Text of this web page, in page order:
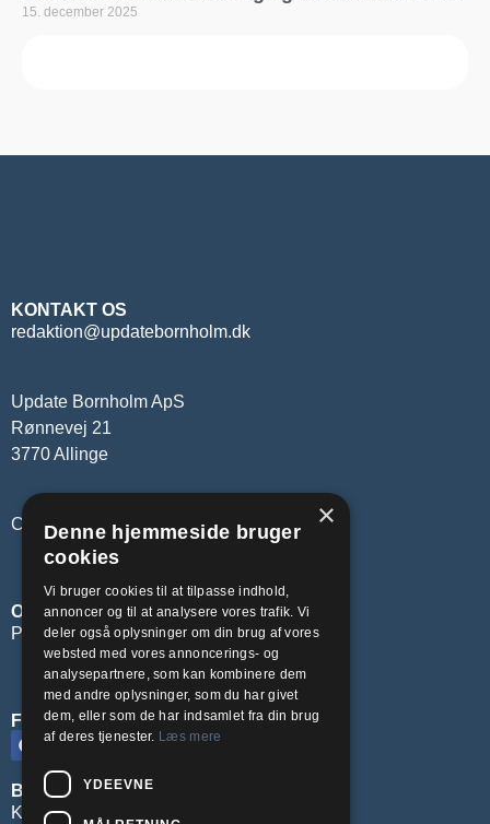
15. december 2025
KONTAKT OS
redaktion@updatebornholm.dk
Update Bornholm ApS
Rønnevej 21
3770 Allinge
CVR-nr.: 45137473
OM OS
Privatlivspolitik
FØLG OS PÅ SOCIALE MEDIER
BLIV ANNONCØR
Kontakt os
×
Denne hjemmeside bruger
cookies
Vi bruger cookies til at tilpasse indhold,
annoncer og til at analysere vores trafik. Vi
deler også oplysninger om din brug af vores
websted med vores annoncerings- og
analysepartnere, som kan kombinere dem
med andre oplysninger, som du har givet
dem, eller som de har indsamlet fra din brug
af deres tjenester. Læs mere
YDEEVNE